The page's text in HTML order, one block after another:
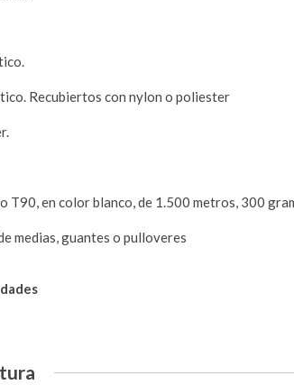
Recubiertos con nylon o poliester
en color blanco, de 1.500 metros, 300
medias, guantes o pulloveres